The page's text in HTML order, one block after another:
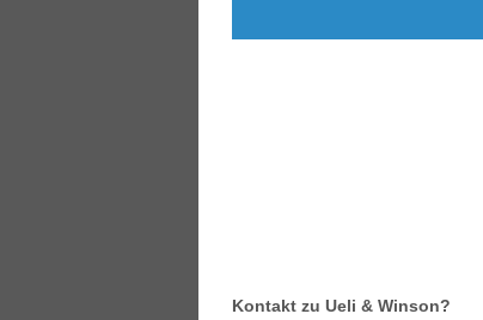
Kontakt zu Ueli & Winson?